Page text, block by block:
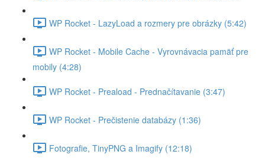
WP Rocket - LazyLoad a rozmery pre obrázky (5:42)
WP Rocket - Mobile Cache - Vyrovnávacia pamäť pre
mobily (4:28)
WP Rocket - Preaload - Prednačítavanie (3:47)
WP Rocket - Prečistenie databázy (1:36)
Fotografie, TinyPNG a Imagify (12:18)